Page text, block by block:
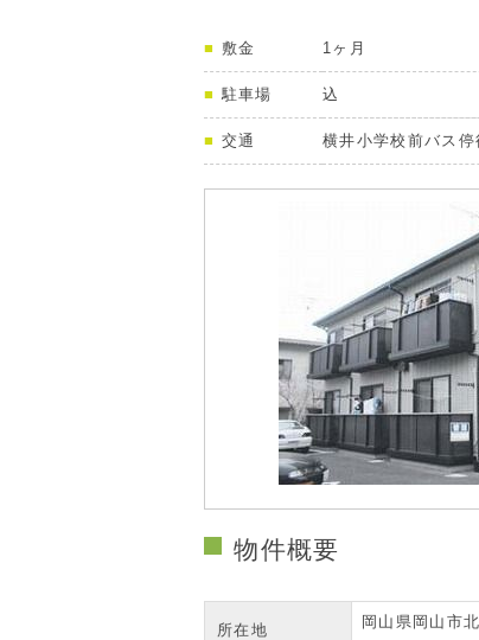
敷金 1ヶ月
駐車場 込
交通 横井小学校前バス停
物件概要
所在地 岡山県岡山市